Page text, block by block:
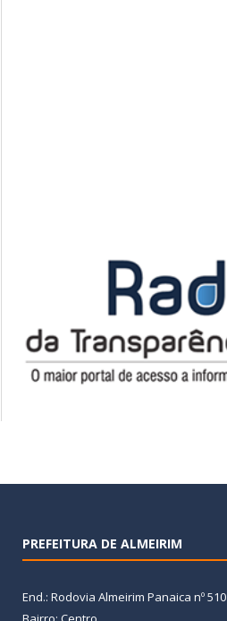
PREFEITURA DE ALMEIRIM
End.: Rodovia Almeirim Panaica nº 510